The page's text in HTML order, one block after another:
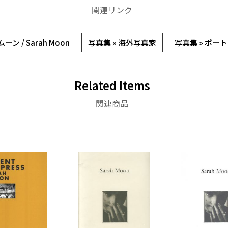
関連リンク
ーン / Sarah Moon 写真集 » 海外写真家 写真集 » ポー
Related Items
関連商品